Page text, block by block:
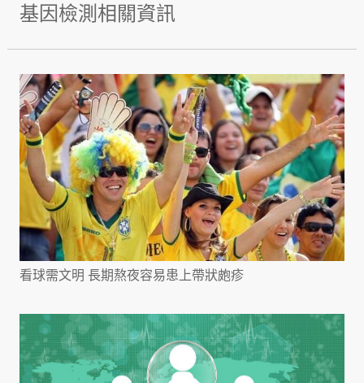
基因檢測相關資訊
看球需文明 長期熬夜容易患上帶狀皰疹